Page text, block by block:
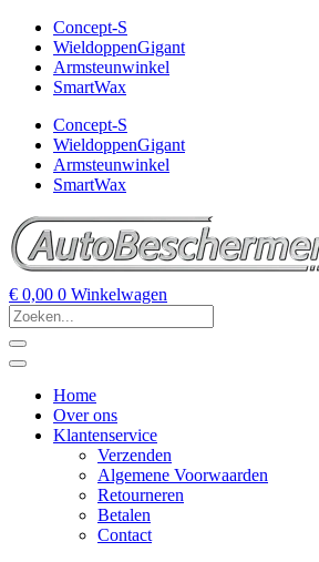
Concept-S
WieldoppenGigant
Armsteunwinkel
SmartWax
Concept-S
WieldoppenGigant
Armsteunwinkel
SmartWax
€ 0,00 0 Winkelwagen
Home
Over ons
Klantenservice
Verzenden
Algemene Voorwaarden
Retourneren
Betalen
Contact